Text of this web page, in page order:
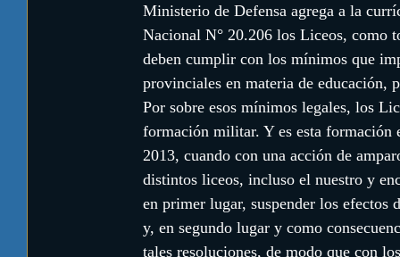
Ministerio de Defensa agrega a la
Nacional N° 20.206 los Liceos, como
deben cumplir con los mínimos que
provinciales en materia de educación,
Por sobre esos mínimos legales, los
formación militar. Y es esta formación
2013, cuando con una acción de
distintos liceos, incluso el nuestro y
en primer lugar, suspender los efectos
y, en segundo lugar y como
tales resoluciones, de modo que con